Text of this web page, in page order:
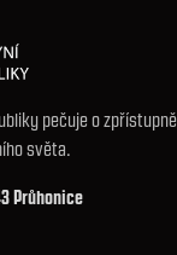
pečuje o
světa.
Průhonice